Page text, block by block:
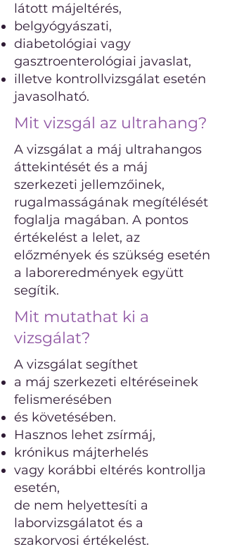
látott májeltérés,
belgyógyászati,
diabetológiai vagy
gasztroenterológiai javaslat,
illetve kontrollvizsgálat esetén
javasolható.
Mit vizsgál az ultrahang?
A vizsgálat a máj ultrahangos
áttekintését és a máj
szerkezeti jellemzőinek,
rugalmasságának megítélését
foglalja magában. A pontos
értékelést a lelet, az
előzmények és szükség esetén
a laboreredmények együtt
segítik.
Mit mutathat ki a
vizsgálat?
A vizsgálat segíthet
a máj szerkezeti eltéréseinek
felismerésében
és követésében.
Hasznos lehet zsírmáj,
krónikus májterhelés
vagy korábbi eltérés kontrollja
esetén,
de nem helyettesíti a
laborvizsgálatot és a
szakorvosi értékelést.